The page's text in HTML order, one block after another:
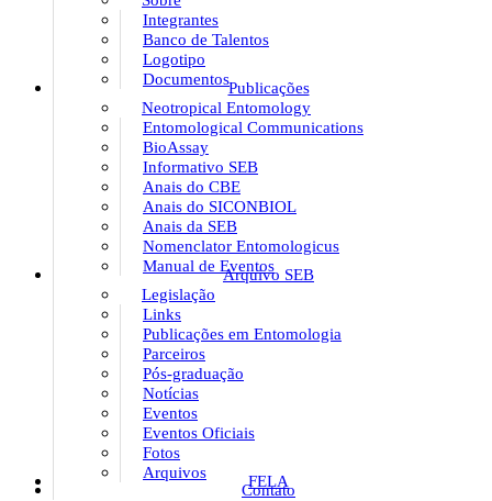
Integrantes
Banco de Talentos
Logotipo
DocumentosPublicações
Neotropical Entomology
Entomological Communications
BioAssay
Informativo SEB
Anais do CBE
Anais do SICONBIOL
Anais da SEB
Nomenclator Entomologicus
Manual de Eventos
Arquivo SEB
Legislação
Links
Publicações em Entomologia
Parceiros
Pós-graduação
Notícias
Eventos
Eventos Oficiais
Fotos
Arquivos
FELA
Contato